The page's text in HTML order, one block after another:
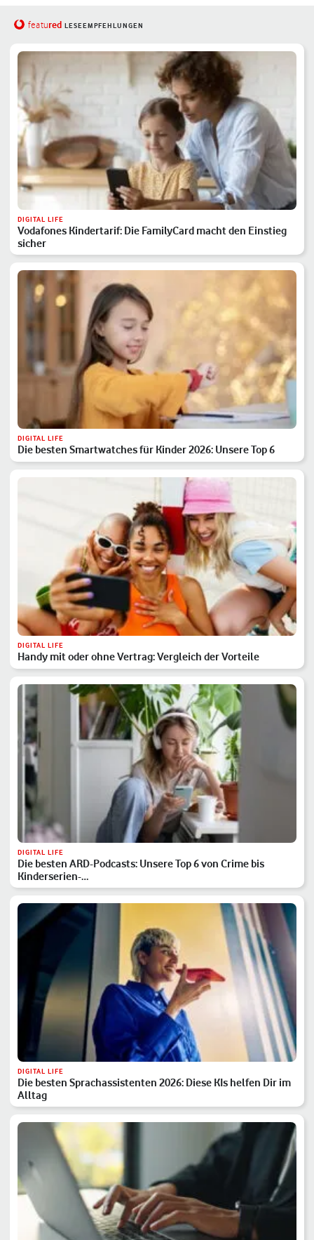
featured LESEEMPFEHLUNGEN
DIGITAL LIFE
Vodafones Kindertarif: Die FamilyCard macht den Einstieg
sicher
DIGITAL LIFE
Die besten Smartwatches für Kinder 2026: Unsere Top 6
DIGITAL LIFE
Handy mit oder ohne Vertrag: Vergleich der Vorteile
DIGITAL LIFE
Die besten ARD-Podcasts: Unsere Top 6 von Crime bis
Kinderserien-…
DIGITAL LIFE
Die besten Sprachassistenten 2026: Diese KIs helfen Dir im
Alltag